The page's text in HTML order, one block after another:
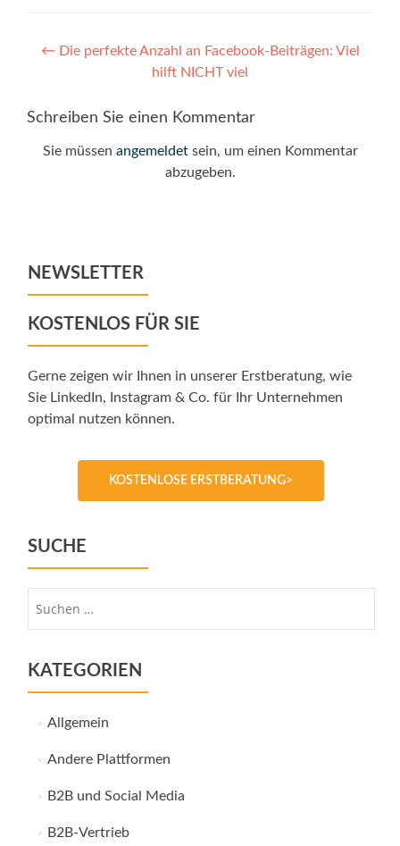
Post
← Die perfekte Anzahl an Facebook-Beiträgen: Viel
hilft NICHT viel
Schreiben Sie einen Kommentar
Sie müssen angemeldetsein, um einen Kommentar
abzugeben.
NEWSLETTER
KOSTENLOS FÜR SIE
Gerne zeigen wir Ihnen in unserer Erstberatung, wie
Sie LinkedIn, Instagram & Co. für Ihr Unternehmen
optimal nutzen können.
KOSTENLOSE ERSTBERATUNG>
SUCHE
KATEGORIEN
Allgemein
Andere Plattformen
B2B und Social Media
B2B-Vertrieb